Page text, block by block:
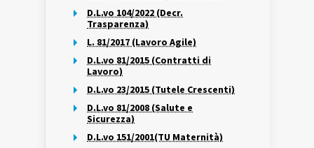
D.L.vo 104/2022 (Decr.
Trasparenza)
L. 81/2017 (Lavoro Agile)
D.L.vo 81/2015 (Contratti di
Lavoro)
D.L.vo 23/2015 (Tutele Crescenti)
D.L.vo 81/2008 (Salute e
Sicurezza)
D.L.vo 151/2001(TU Maternità)